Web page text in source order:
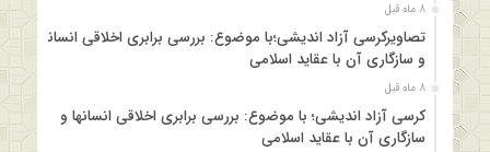
8 ماه قبل
تصاویرکرسی آزاد اندیشی؛با موضوع: بررسی برابری اخلاقی انسانها
و سازگاری آن با عقاید اسلامی
8 ماه قبل
کرسی آزاد اندیشی؛ با موضوع: بررسی برابری اخلاقی انسانها و
سازگاری آن با عقاید اسلامی